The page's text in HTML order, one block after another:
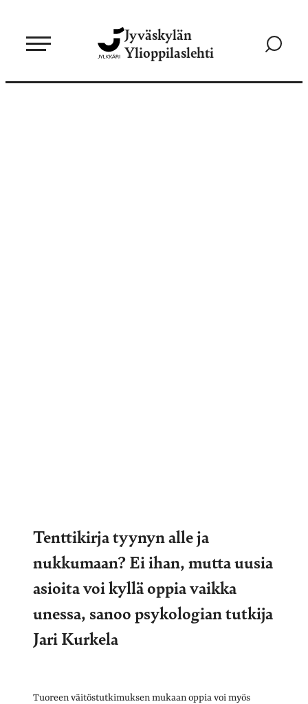
sisältöön
Jyväskylän
Ylioppilaslehti
Siirry
Tenttikirja tyynyn alle ja
nukkumaan? Ei ihan, mutta uusia
asioita voi kyllä oppia vaikka
unessa, sanoo psykologian tutkija
Jari Kurkela
Tuoreen väitöstutkimuksen mukaan oppia voi myös